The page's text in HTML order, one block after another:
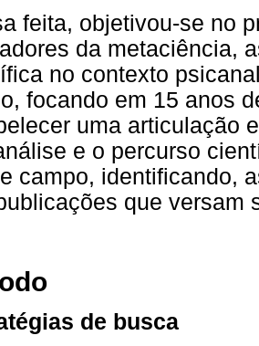
feita, objetivou-se no
da metaciência,
no contexto
focando em 15 anos
uma articulação
e o percurso
campo, identificando,
que versam
de busca